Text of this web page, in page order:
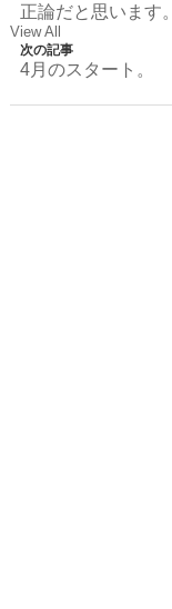
正論だと思います。
View All
次の記事
4月のスタート。